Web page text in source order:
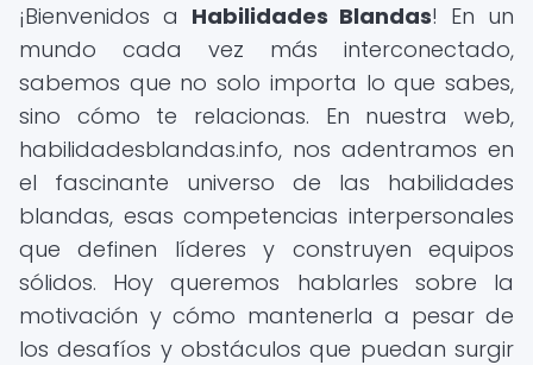
¡Bienvenidos a Habilidades Blandas! En un
mundo cada vez más interconectado,
sabemos que no solo importa lo que sabes,
sino cómo te relacionas. En nuestra web,
habilidadesblandas.info, nos adentramos en
el fascinante universo de las habilidades
blandas, esas competencias interpersonales
que definen líderes y construyen equipos
sólidos. Hoy queremos hablarles sobre la
motivación y cómo mantenerla a pesar de
los desafíos y obstáculos que puedan surgir